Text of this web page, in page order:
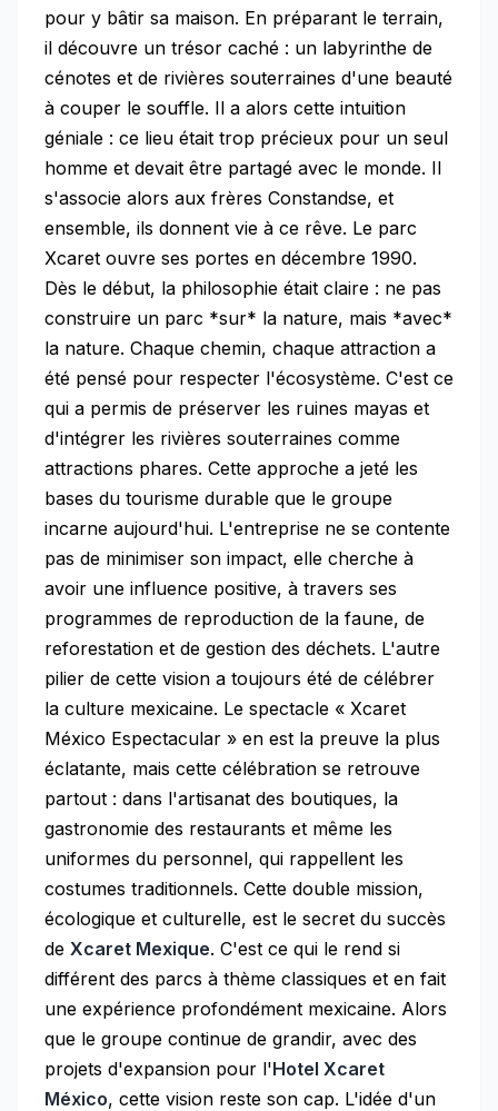
pour y bâtir sa maison. En préparant le terrain,
il découvre un trésor caché : un labyrinthe de
cénotes et de rivières souterraines d'une beauté
à couper le souffle. Il a alors cette intuition
géniale : ce lieu était trop précieux pour un seul
homme et devait être partagé avec le monde. Il
s'associe alors aux frères Constandse, et
ensemble, ils donnent vie à ce rêve. Le parc
Xcaret ouvre ses portes en décembre 1990.
Dès le début, la philosophie était claire : ne pas
construire un parc *sur* la nature, mais *avec*
la nature. Chaque chemin, chaque attraction a
été pensé pour respecter l'écosystème. C'est ce
qui a permis de préserver les ruines mayas et
d'intégrer les rivières souterraines comme
attractions phares. Cette approche a jeté les
bases du tourisme durable que le groupe
incarne aujourd'hui. L'entreprise ne se contente
pas de minimiser son impact, elle cherche à
avoir une influence positive, à travers ses
programmes de reproduction de la faune, de
reforestation et de gestion des déchets. L'autre
pilier de cette vision a toujours été de célébrer
la culture mexicaine. Le spectacle « Xcaret
México Espectacular » en est la preuve la plus
éclatante, mais cette célébration se retrouve
partout : dans l'artisanat des boutiques, la
gastronomie des restaurants et même les
uniformes du personnel, qui rappellent les
costumes traditionnels. Cette double mission,
écologique et culturelle, est le secret du succès
de Xcaret Mexique. C'est ce qui le rend si
différent des parcs à thème classiques et en fait
une expérience profondément mexicaine. Alors
que le groupe continue de grandir, avec des
projets d'expansion pour l'Hotel Xcaret
México, cette vision reste son cap. L'idée d'un